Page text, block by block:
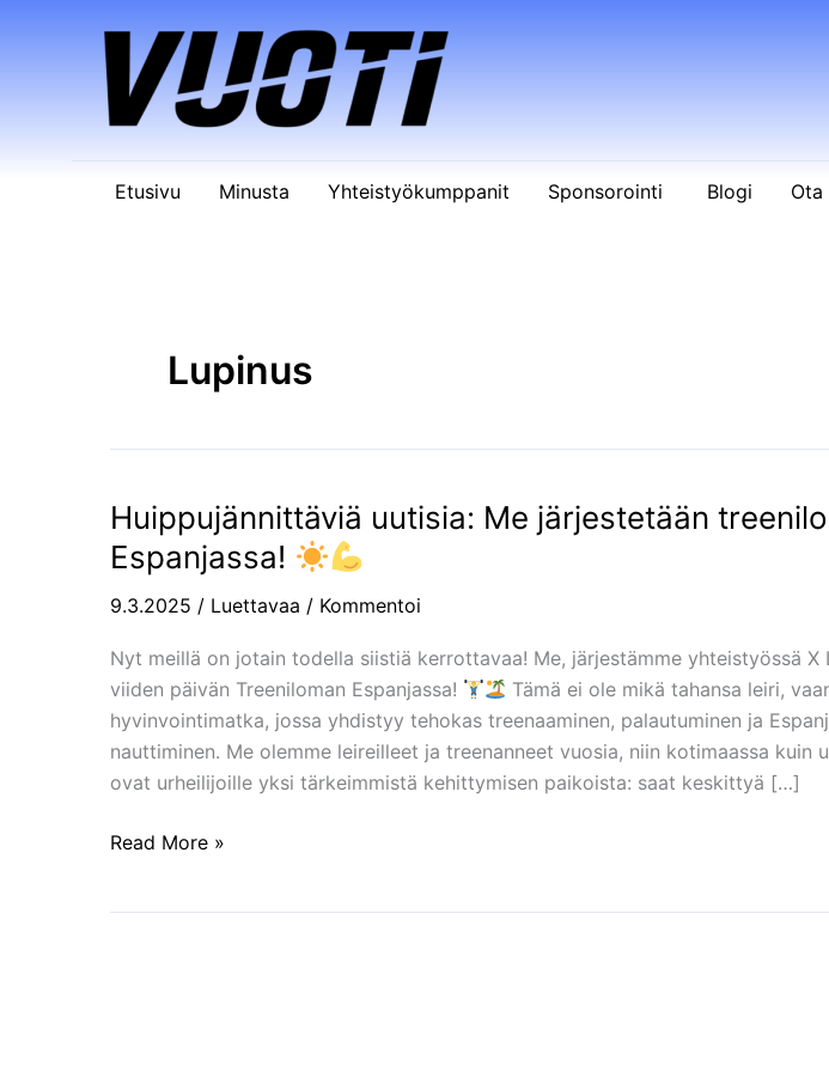
Etusivu Minusta Yhteistyökumppanit Sponsorointi Blogi
Lupinus
Huippujännittäviä uutisia: Me järjestetään
Espanjassa!
9.3.2025 / Luettavaa / Kommentoi
Nyt meillä on jotain todella siistiä kerrottavaa! Me, järjestämme yhteistyössä X
viiden päivän Treeniloman Espanjassa!
Tämä ei ole mikä tahansa leiri,
hyvinvointimatka, jossa yhdistyy tehokas treenaaminen, palautuminen ja
nauttiminen. Me olemme leireilleet ja treenanneet vuosia, niin kotimaassa kuin
ovat urheilijoille yksi tärkeimmistä kehittymisen paikoista: saat keskittyä […]
Huippujännittäviä
uutisia:
Me
järjestetään
Espanjassa!
Read More »